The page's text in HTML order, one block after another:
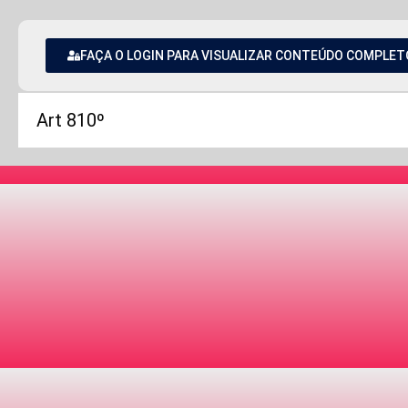
FAÇA O LOGIN PARA VISUALIZAR CONTEÚDO
Art 810º